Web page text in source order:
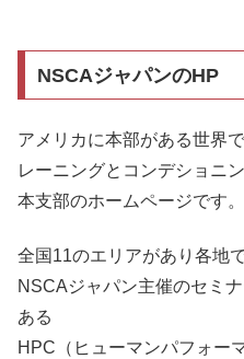
NSCAジャパンのHP
アメリカに本部がある世界
レーニングとコンデショニ
本支部のホームページです。
全国11のエリアがあり各地
NSCAジャパン主催のセミ
ある
HPC（ヒューマンパフォー